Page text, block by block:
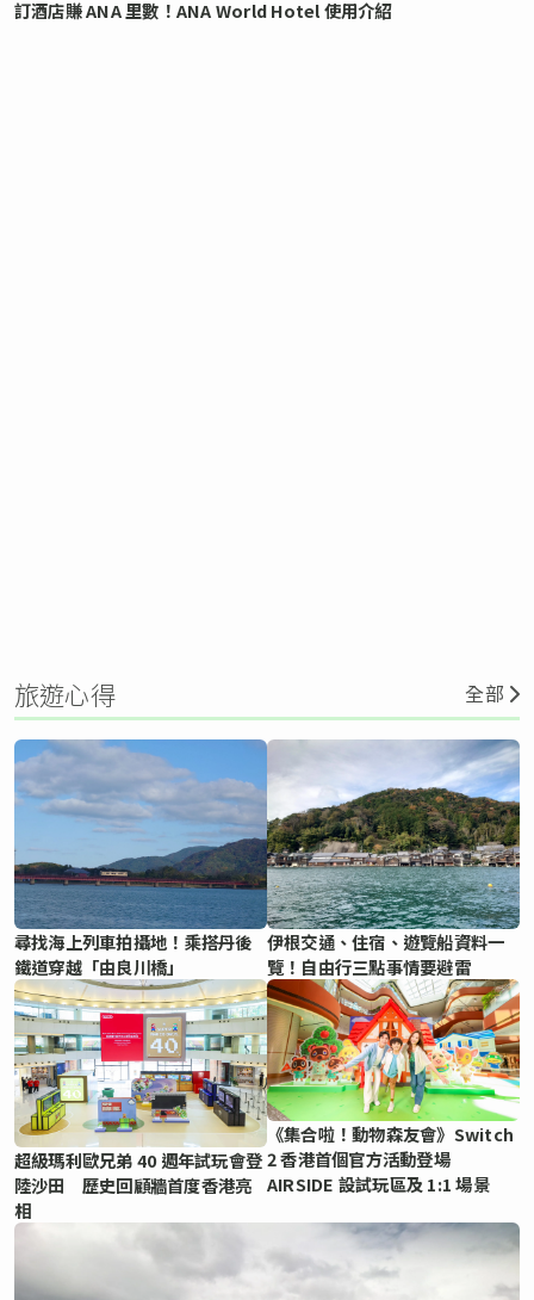
訂酒店賺 ANA 里數！ANA World Hotel 使用介紹
旅遊心得 全部
尋找海上列車拍攝地！乘搭丹後
鐵道穿越「由良川橋」
伊根交通、住宿、遊覽船資料一
覽！自由行三點事情要避雷
超級瑪利歐兄弟 40 週年試玩會登
陸沙田 歷史回顧牆首度香港亮
相
《集合啦！動物森友會》Switch
2 香港首個官方活動登場
AIRSIDE 設試玩區及 1:1 場景